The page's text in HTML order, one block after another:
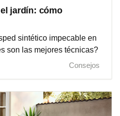
jardín: cómo
sintético impecable en
son las mejores técnicas?
Consejos